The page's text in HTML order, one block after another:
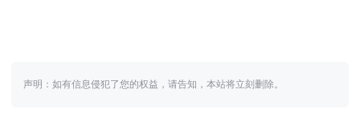
声明：如有信息侵犯了您的权益，请告知，本站将立刻删除。